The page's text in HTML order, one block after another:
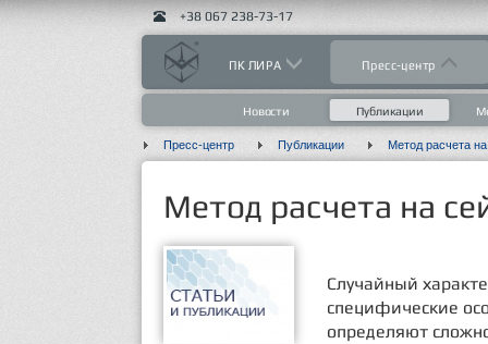
+38 067 238-73-17
ПК ЛИРА Пресс-центр
Новости Публикации
Пресс-центр Публикации Метод расчета
Метод расчета на
Случайный
специфические
определяют